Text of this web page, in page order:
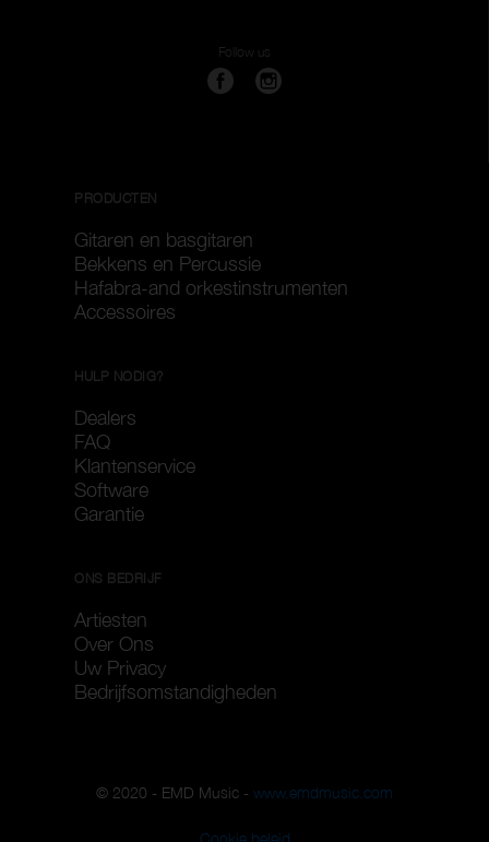
Follow us
PRODUCTEN
Gitaren en basgitaren
Bekkens en Percussie
Hafabra-and orkestinstrumenten
Accessoires
HULP NODIG?
Dealers
FAQ
Klantenservice
Software
Garantie
ONS BEDRIJF
Artiesten
Over Ons
Uw Privacy
Bedrijfsomstandigheden
© 2020 - EMD Music - www.emdmusic.com
Cookie beleid